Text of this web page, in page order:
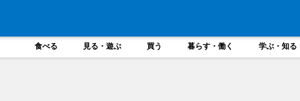
食べる 見る・遊ぶ 買う 暮らす・働く 学ぶ・知る